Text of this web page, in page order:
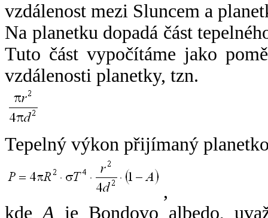
vzdálenost mezi Sluncem a
Na planetku dopadá část
Tuto část vypočítáme jako
vzdálenosti planetky, tzn.
Tepelný výkon přijímaný
,
kdeA je Bondovo albedo,